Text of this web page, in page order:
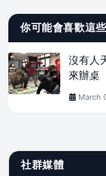
你可能會喜歡這
沒有人
來辦桌
March
社群媒體